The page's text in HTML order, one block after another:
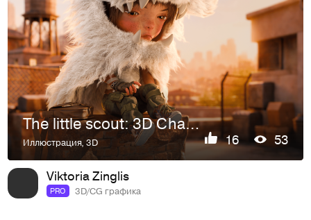
The little scout: 3D Character
Иллюстрация,3D 16 53
Viktoria Zinglis
PRO 3D/CG графика